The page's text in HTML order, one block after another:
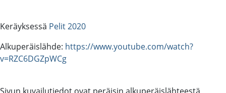
Keräyksessä Pelit 2020
Alkuperäislähde: https://www.youtube.com/watch?
v=RZC6DGZpWCg